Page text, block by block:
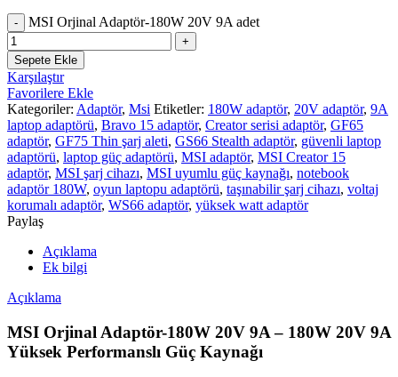
MSI Orjinal Adaptör-180W 20V 9A adet
Sepete Ekle
Karşılaştır
Favorilere Ekle
Kategoriler: Adaptör, Msi Etiketler: 180W adaptör, 20V adaptör, 9A
laptop adaptörü, Bravo 15 adaptör, Creator serisi adaptör, GF65
adaptör, GF75 Thin şarj aleti, GS66 Stealth adaptör, güvenli laptop
adaptörü, laptop güç adaptörü, MSI adaptör, MSI Creator 15
adaptör, MSI şarj cihazı, MSI uyumlu güç kaynağı, notebook
adaptör 180W, oyun laptopu adaptörü, taşınabilir şarj cihazı, voltaj
korumalı adaptör, WS66 adaptör, yüksek watt adaptör
Paylaş
Açıklama
Ek bilgi
Açıklama
MSI Orjinal Adaptör-180W 20V 9A – 180W 20V 9A
Yüksek Performanslı Güç Kaynağı